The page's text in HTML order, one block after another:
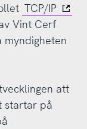
TCP/IP
Vint Cerf
myndigheten
att
startar på